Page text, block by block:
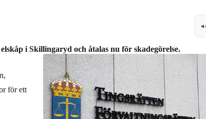
i Skillingaryd och åtalas nu för skadegörelse.
för ett